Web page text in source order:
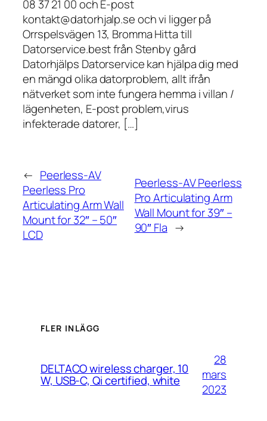
08 37 21 00 och E-post
kontakt@datorhjalp.se och vi ligger på
Orrspelsvägen 13, Bromma Hitta till
Datorservice.best från Stenby gård
Datorhjälps Datorservice kan hjälpa dig med
en mängd olika datorproblem, allt ifrån
nätverket som inte fungera hemma i villan /
lägenheten, E-post problem,virus
infekterade datorer, […]
← Peerless-AV
Peerless Pro
Articulating Arm Wall
Mount for 32″ – 50″
LCD
Peerless-AV Peerless
Pro Articulating Arm
Wall Mount for 39″ –
90″ Fla →
FLER INLÄGG
DELTACO wireless charger, 10
W, USB-C, Qi certified, white
28
mars
2023